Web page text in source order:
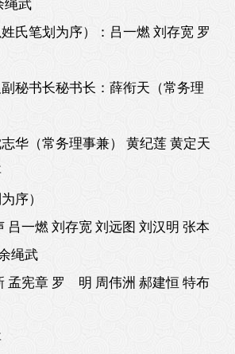
绳武
氏笔划为序）：吕一燃 刘存宽 罗
秘书长秘书长：薛衔天（常务理
华（常务理事兼） 黄纪莲 黄定天
序）
一燃 刘存宽 刘远图 刘汉明 张本
绳武
孟宪章 罗 明 周伟洲 郝建恒 特布